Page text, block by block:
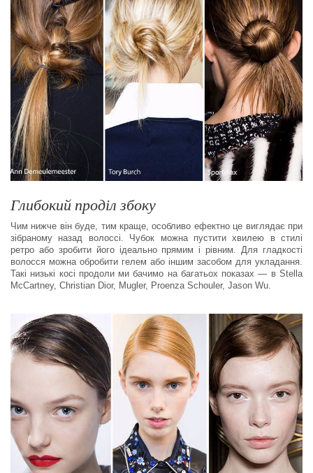
Глибокий проділ збоку
Чим нижче він буде, тим краще, особливо ефектно це виглядає при
зібраному назад волоссі. Чубок можна пустити хвилею в стилі
ретро або зробити його ідеально прямим і рівним. Для гладкості
волосся можна обробити гелем або іншим засобом для укладання.
Такі низькі косі продоли ми бачимо на багатьох показах — в Stella
McCartney, Christian Dior, Mugler, Proenza Schouler, Jason Wu.